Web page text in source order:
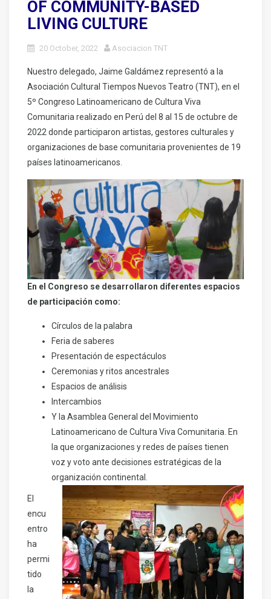
OF COMMUNITY-BASED
LIVING CULTURE
20 October, 2022 Asociacion TNT
Nuestro delegado, Jaime Galdámez representó a la
Asociación Cultural Tiempos Nuevos Teatro (TNT), en el
5º Congreso Latinoamericano de Cultura Viva
Comunitaria realizado en Perú del 8 al 15 de octubre de
2022 donde participaron artistas, gestores culturales y
organizaciones de base comunitaria provenientes de 19
países latinoamericanos.
En el Congreso se desarrollaron diferentes espacios
de participación como:
Círculos de la palabra
Feria de saberes
Presentación de espectáculos
Ceremonias y ritos ancestrales
Espacios de análisis
Intercambios
Y la Asamblea General del Movimiento
Latinoamericano de Cultura Viva Comunitaria. En
la que organizaciones y redes de países tienen
voz y voto ante decisiones estratégicas de la
organización continental.
El
encu
entro
ha
permi
tido
la